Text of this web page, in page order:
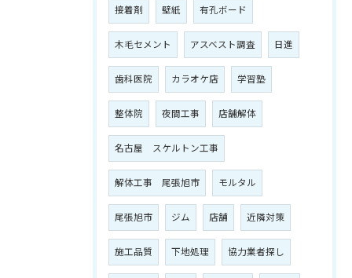
接着剤 壁紙 有孔ボード
木毛セメント アスベスト調査 日進
歯科医院 カラオケ店 学習塾
整体院 夜間工事 店舗解体
名古屋 スケルトン工事
解体工事 尾張旭市 モルタル
尾張旭市 ジム 店舗 近隣対策
施工品質 下地処理 協力業者探し